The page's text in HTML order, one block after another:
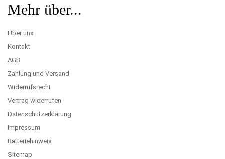
Mehr über...
Über uns
Kontakt
AGB
Zahlung und Versand
Widerrufsrecht
Vertrag widerrufen
Datenschutzerklärung
Impressum
Batteriehinweis
Sitemap